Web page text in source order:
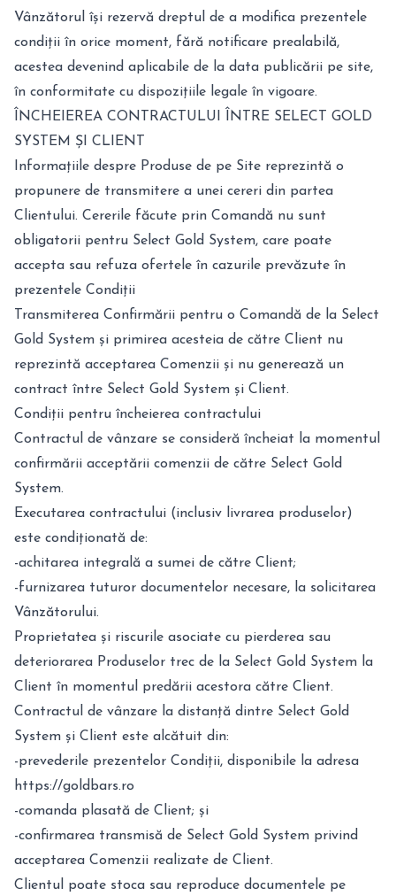
Vânzătorul își rezervă dreptul de a modifica prezentele
condiții în orice moment, fără notificare prealabilă,
acestea devenind aplicabile de la data publicării pe site,
în conformitate cu dispozițiile legale în vigoare.
ÎNCHEIEREA CONTRACTULUI ÎNTRE SELECT GOLD
SYSTEM ȘI CLIENT
Informațiile despre Produse de pe Site reprezintă o
propunere de transmitere a unei cereri din partea
Clientului. Cererile făcute prin Comandă nu sunt
obligatorii pentru Select Gold System, care poate
accepta sau refuza ofertele în cazurile prevăzute în
prezentele Condiții
Transmiterea Confirmării pentru o Comandă de la Select
Gold System și primirea acesteia de către Client nu
reprezintă acceptarea Comenzii și nu generează un
contract între Select Gold System și Client.
Condiții pentru încheierea contractului
Contractul de vânzare se consideră încheiat la momentul
confirmării acceptării comenzii de către Select Gold
System.
Executarea contractului (inclusiv livrarea produselor)
este condiționată de:
-achitarea integrală a sumei de către Client;
-furnizarea tuturor documentelor necesare, la solicitarea
Vânzătorului.
Proprietatea și riscurile asociate cu pierderea sau
deteriorarea Produselor trec de la Select Gold System la
Client în momentul predării acestora către Client.
Contractul de vânzare la distanță dintre Select Gold
System și Client este alcătuit din:
-prevederile prezentelor Condiții, disponibile la adresa
https://goldbars.ro
-comanda plasată de Client; și
-confirmarea transmisă de Select Gold System privind
acceptarea Comenzii realizate de Client.
Clientul poate stoca sau reproduce documentele pe